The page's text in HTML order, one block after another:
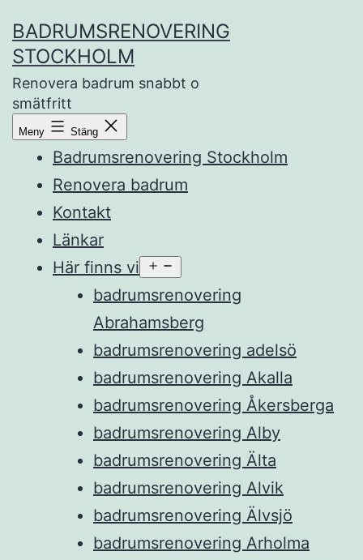
till
innehåll
BADRUMSRENOVERING
STOCKHOLM
Renovera badrum snabbt o
smätfritt
Meny Stäng
Badrumsrenovering Stockholm
Renovera badrum
Kontakt
Länkar
Här finns vi
meny
badrumsrenovering
Abrahamsberg
badrumsrenovering adelsö
badrumsrenovering Akalla
badrumsrenovering Åkersberga
badrumsrenovering Alby
badrumsrenovering Älta
badrumsrenovering Alvik
badrumsrenovering Älvsjö
badrumsrenovering Arholma